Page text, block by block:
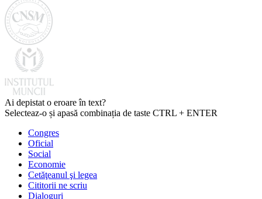
Ai depistat o eroare în text?
Selecteaz-o și apasă combinația de taste CTRL + ENTER
Congres
Oficial
Social
Economie
Cetăţeanul şi legea
Cititorii ne scriu
Dialoguri